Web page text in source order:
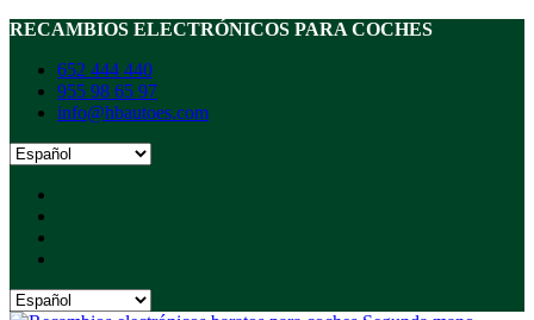
RECAMBIOS ELECTRÓNICOS PARA COCHES
652 444 440
955 98 65 97
info@hbautoes.com